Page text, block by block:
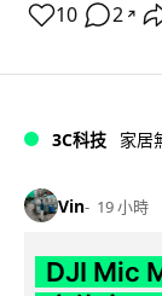
10 2 ↗
3C科技 家居
Vin 19 小時
DJI Mic